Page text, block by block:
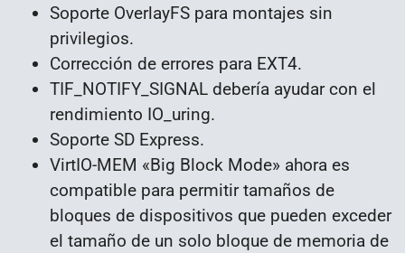
Soporte OverlayFS para montajes sin
privilegios.
Corrección de errores para EXT4.
TIF_NOTIFY_SIGNAL debería ayudar con el
rendimiento IO_uring.
Soporte SD Express.
VirtIO-MEM «Big Block Mode» ahora es
compatible para permitir tamaños de
bloques de dispositivos que pueden exceder
el tamaño de un solo bloque de memoria de